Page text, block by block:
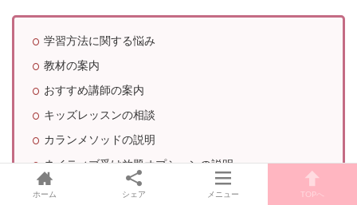
学習方法に関する悩み
教材の案内
おすすめ講師の案内
キッズレッスンの相談
カランメソッドの説明
ネイティブ受け放題オプションの説明
ホーム シェア メニュー TOPへ